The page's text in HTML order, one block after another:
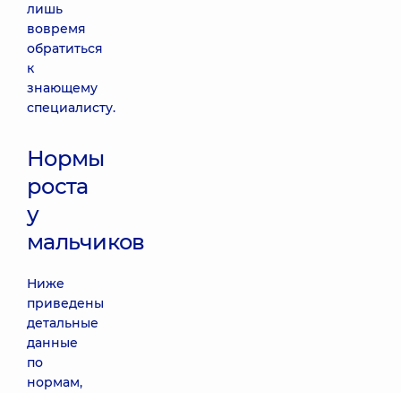
лишь
вовремя
обратиться
к
знающему
специалисту.
Нормы
роста
у
мальчиков
Ниже
приведены
детальные
данные
по
нормам,